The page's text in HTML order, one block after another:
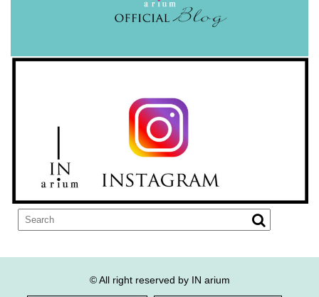
© All right reserved by IN arium